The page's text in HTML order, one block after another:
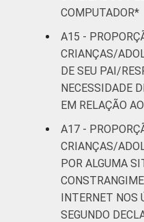
COMPUTADOR*
A15 -
CRIANÇAS/
DE SEU PAI/
NECESSIDADE
EM RELAÇÃO
A17 -
CRIANÇAS/
POR ALGUMA
INTERNET NOS
SEGUNDO